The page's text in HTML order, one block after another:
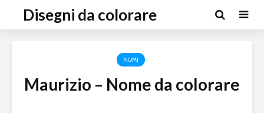
Disegni da colorare
NOMI
Maurizio – Nome da colorare